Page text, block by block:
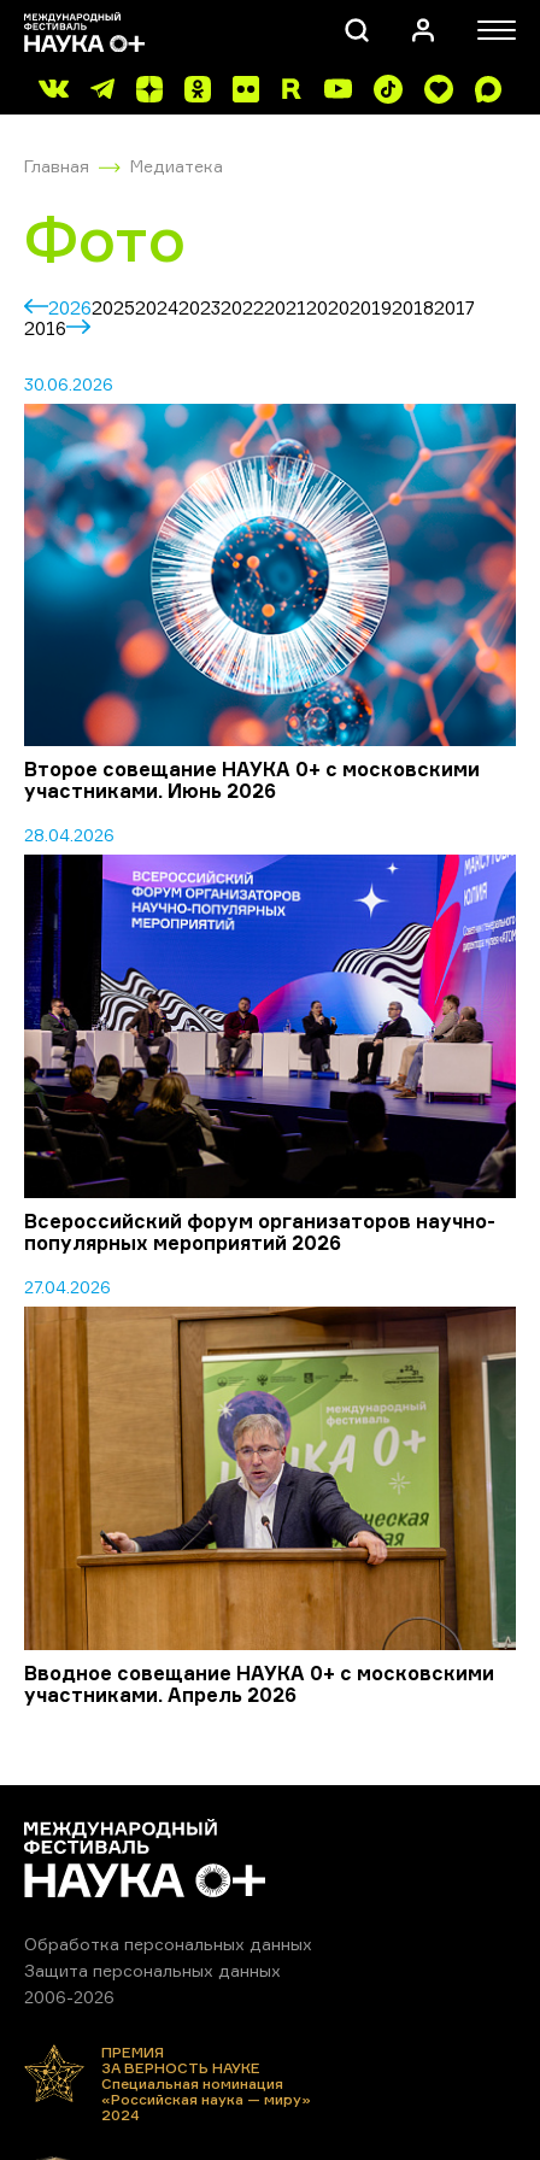
ПОИСК
Главная Медиатека
Фото
2026202520242023202220212020201920182017
2016
30.06.2026
Второе совещание НАУКА 0+ с московскими
участниками. Июнь 2026
28.04.2026
Всероссийский форум организаторов научно-
популярных мероприятий 2026
27.04.2026
Вводное совещание НАУКА 0+ с московскими
участниками. Апрель 2026
Обработка персональных данных
Защита персональных данных
2006-2026
ПРЕМИЯ
ЗА ВЕРНОСТЬ НАУКЕ
Специальная номинация
«Российская наука — миру»
2024